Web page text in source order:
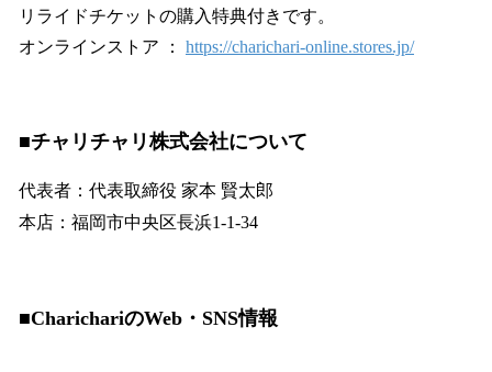
リライドチケットの購入特典付きです。
オンラインストア ： https://charichari-online.stores.jp/
■チャリチャリ株式会社について
代表者：代表取締役 家本 賢太郎
本店：福岡市中央区長浜1-1-34
■CharichariのWeb・SNS情報